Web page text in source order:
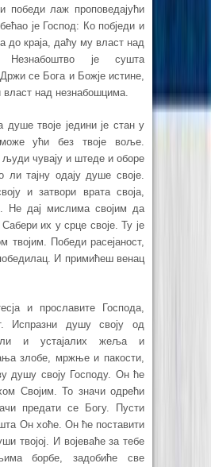
победи лаж проповедајући
је Господ: Ко побједи и
до краја, даћу му власт над
Незнабоштво је сушта
се Бога и Божје истине,
власт над незнабошцима.
твоје једини је стан у
ући без твоје воље.
чувају и штеде и оборе
ли тајну одају душе своје.
и затвори врата своја,
Не дај мислима својим да
их у срце своје. Ту је
твојим. Победи расејаност,
И примићеш венац
и прославите Господа,
Испразни душу своју од
и устајалих жеља и
злобе, мржње и пакости,
душу своју Господу. Он ће
Својим. То значи одрећи
предати се Богу. Пусти
Он хоће. Он ће поставити
твојој. И војеваће за тебе
борбе, задобиће све